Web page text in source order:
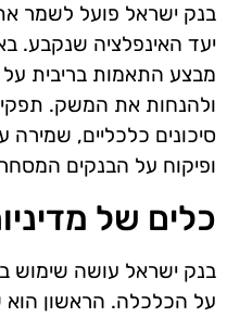
בנק ישראל פועל לשמר
יעד האינפלציה שנקבע.
מבצע התאמות בריבית על
ולהנחות את המשק.
סיכונים כלכליים, שמירה
ופיקוח על הבנקים
כלים של
בנק ישראל עושה שימוש
על הכלכלה. הראשון הוא